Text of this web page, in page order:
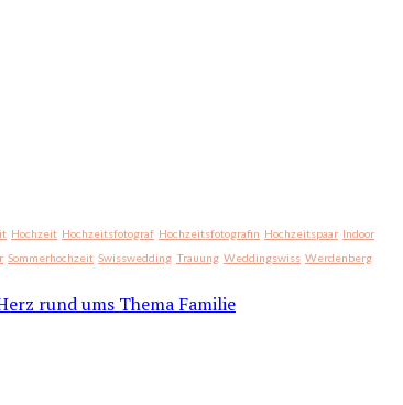
Hochzeit Hochzeitsfotograf Hochzeitsfotografin Hochzeitspaar Indoor
Sommerhochzeit Swisswedding Trauung Weddingswiss Werdenberg